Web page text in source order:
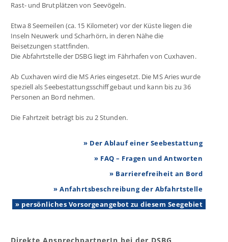
Rast- und Brutplätzen von Seevögeln.
Etwa 8 Seemeilen (ca. 15 Kilometer) vor der Küste liegen die
Inseln Neuwerk und Scharhörn, in deren Nähe die
Beisetzungen stattfinden.
Die Abfahrtstelle der DSBG liegt im Fährhafen von Cuxhaven.
Ab Cuxhaven wird die MS Aries eingesetzt. Die MS Aries wurde
speziell als Seebestattungsschiff gebaut und kann bis zu 36
Personen an Bord nehmen.
Die Fahrtzeit beträgt bis zu 2 Stunden.
» Der Ablauf einer Seebestattung
» FAQ – Fragen und Antworten
» Barrierefreiheit an Bord
» Anfahrtsbeschreibung der Abfahrtstelle
» persönliches Vorsorgeangebot zu diesem Seegebiet